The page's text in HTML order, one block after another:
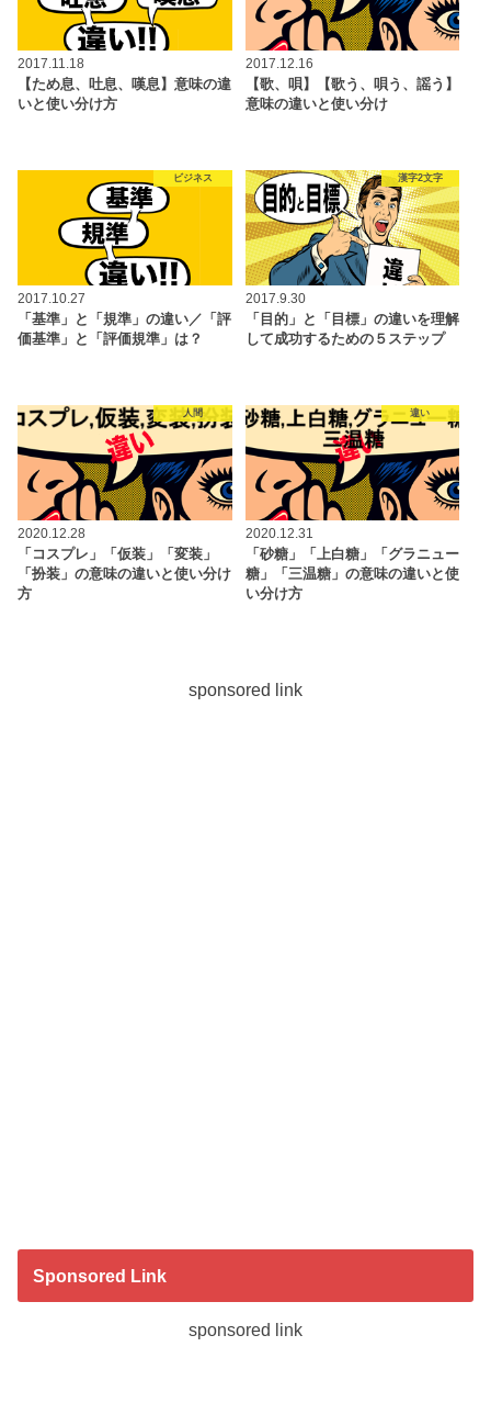
2017.11.18
【ため息、吐息、嘆息】意味の違
いと使い分け方
2017.12.16
【歌、唄】【歌う、唄う、謡う】
意味の違いと使い分け
ビジネス
2017.10.27
「基準」と「規準」の違い／「評
価基準」と「評価規準」は？
漢字2文字
2017.9.30
「目的」と「目標」の違いを理解
して成功するための５ステップ
人間
2020.12.28
「コスプレ」「仮装」「変装」
「扮装」の意味の違いと使い分け
方
違い
2020.12.31
「砂糖」「上白糖」「グラニュー
糖」「三温糖」の意味の違いと使
い分け方
sponsored link
Sponsored Link
sponsored link